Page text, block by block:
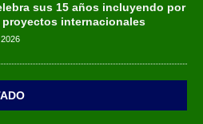
sus 15 años incluyendo por
proyectos internacionales